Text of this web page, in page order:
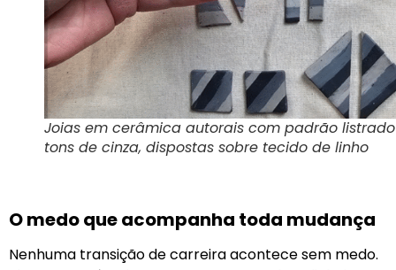
Joias em cerâmica autorais com padrão
tons de cinza, dispostas sobre tecido de linho
O medo que acompanha toda mudança
Nenhuma transição de carreira acontece sem medo.